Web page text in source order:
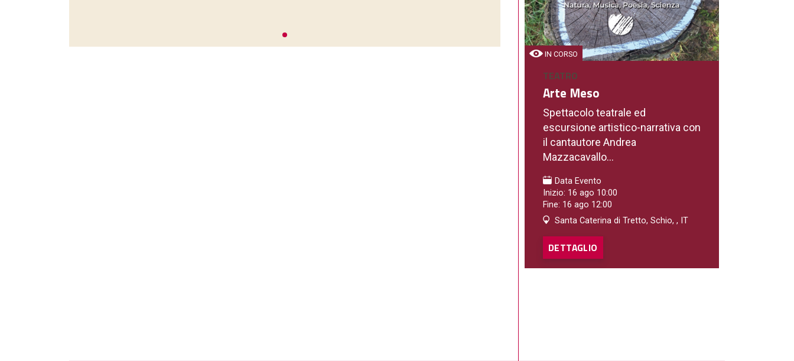
IN CORSO
TEATRO
Arte Meso
Spettacolo teatrale ed
escursione artistico-narrativa con
il cantautore Andrea
Mazzacavallo...
Data Evento
Inizio: 16 ago 10:00
Fine: 16 ago 12:00
Santa Caterina di Tretto, Schio, , IT
DETTAGLIO